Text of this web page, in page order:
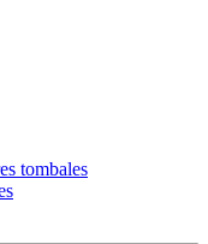
tombales